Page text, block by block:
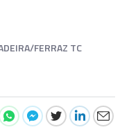
FERRAZ TC